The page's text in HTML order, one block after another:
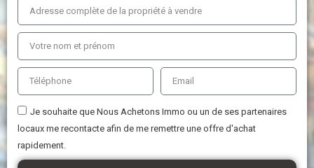
Je souhaite que Nous Achetons Immo ou un de ses partenaires
locaux me recontacte afin de me remettre une offre d'achat
rapidement.